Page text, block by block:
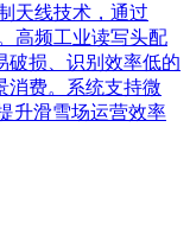
天线技术，通过
高频工业读写头配
破损、识别效率低的
消费。系统支持微
升滑雪场运营效率